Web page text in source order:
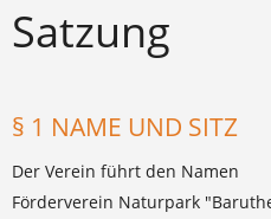
Satzung
§ 1 NAME UND SITZ
Der Verein führt den Namen
Förderverein Naturpark